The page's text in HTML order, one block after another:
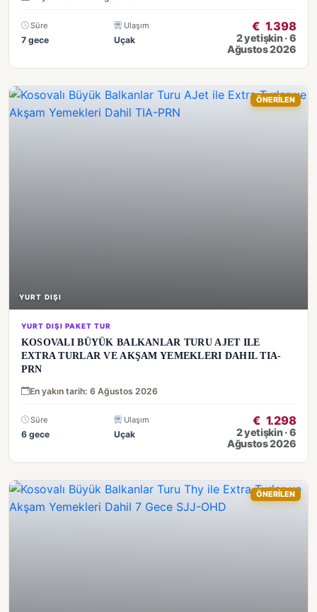
Süre
7 gece
Ulaşım
Uçak
€ 1.398
2 yetişkin · 6
Ağustos 2026
YURT DIŞI
ÖNERİLEN
YURT DIŞI PAKET TUR
KOSOVALI BÜYÜK BALKANLAR TURU AJET ILE
EXTRA TURLAR VE AKŞAM YEMEKLERI DAHIL TIA-
PRN
En yakın tarih: 6 Ağustos 2026
Süre
6 gece
Ulaşım
Uçak
€ 1.298
2 yetişkin · 6
Ağustos 2026
ÖNERİLEN